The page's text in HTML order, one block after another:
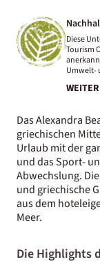
Diese
Tourism
Umwelt-
Das Alexandra
griechischen
Urlaub mit der
und das Sport-
Abwechslung.
und griechische
aus dem
Meer.
Die Highlights